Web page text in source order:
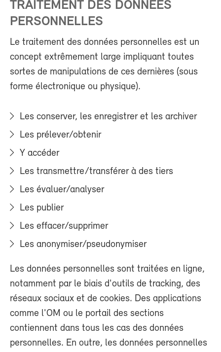
TRAITEMENT DES DONNÉES
PERSONNELLES
Le traitement des données personnelles est un
concept extrêmement large impliquant toutes
sortes de manipulations de ces dernières (sous
forme électronique ou physique).
Les conserver, les enregistrer et les archiver
Les prélever/obtenir
Y accéder
Les transmettre/transférer à des tiers
Les évaluer/analyser
Les publier
Les effacer/supprimer
Les anonymiser/pseudonymiser
Les données personnelles sont traitées en ligne,
notamment par le biais d'outils de tracking, des
réseaux sociaux et de cookies. Des applications
comme l'OM ou le portail des sections
contiennent dans tous les cas des données
personnelles. En outre, les données personnelles